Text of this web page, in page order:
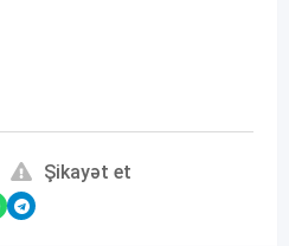
Şikayət et